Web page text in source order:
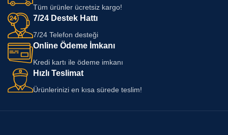
Tüm ürünler ücretsiz kargo!
7/24 Destek Hattı
7/24 Telefon desteği
Online Ödeme İmkanı
Kredi kartı ile ödeme imkanı
Hızlı Teslimat
Ürünlerinizi en kısa sürede teslim!